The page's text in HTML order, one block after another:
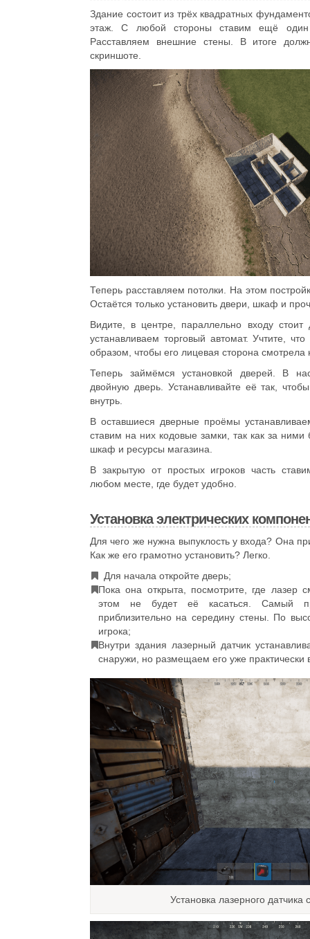
Здание состоит из трёх квадратных
этаж. С любой стороны ставим ещё один
Расставляем внешние стены. В итоге
скриншоте.
Теперь расставляем потолки. На этом
Остаётся только установить двери, шкаф и
Видите, в центре, параллельно входу
устанавливаем торговый автомат. Учтите,
образом, чтобы его лицевая сторона смотрела
Теперь займёмся установкой дверей. В
двойную дверь. Устанавливайте её так,
внутрь.
В оставшиеся дверные проёмы
ставим на них кодовые замки, так как за ними
шкаф и ресурсы магазина.
В закрытую от простых игроков часть
любом месте, где будет удобно.
Установка электрических
Для чего же нужна выпуклость у входа? Она
Как же его грамотно установить? Легко.
Для начала откройте дверь;
Пока она открыта, посмотрите, где лазер
этом не будет её касаться. Самый
приблизительно на середину стены. По
игрока;
Внутри здания лазерный датчик
снаружи, но размещаем его уже практически
Установка лазерного датчика